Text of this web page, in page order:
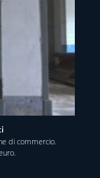
di commercio.